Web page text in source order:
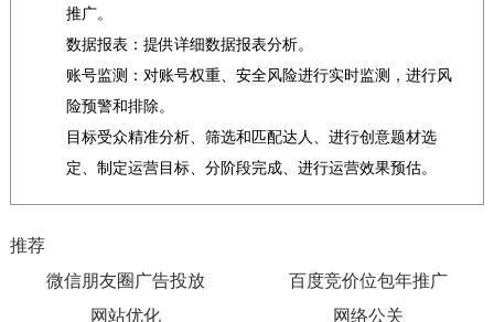
推荐
微信朋友圈广告投放
百度竞价位包年推广
网站优化
网络公关
推广。
数据报表：提供详细数据报表分析。
账号监测：对账号权重、安全风险进行实时监测，进行风
险预警和排除。
目标受众精准分析、筛选和匹配达人、进行创意题材选
定、制定运营目标、分阶段完成、进行运营效果预估。